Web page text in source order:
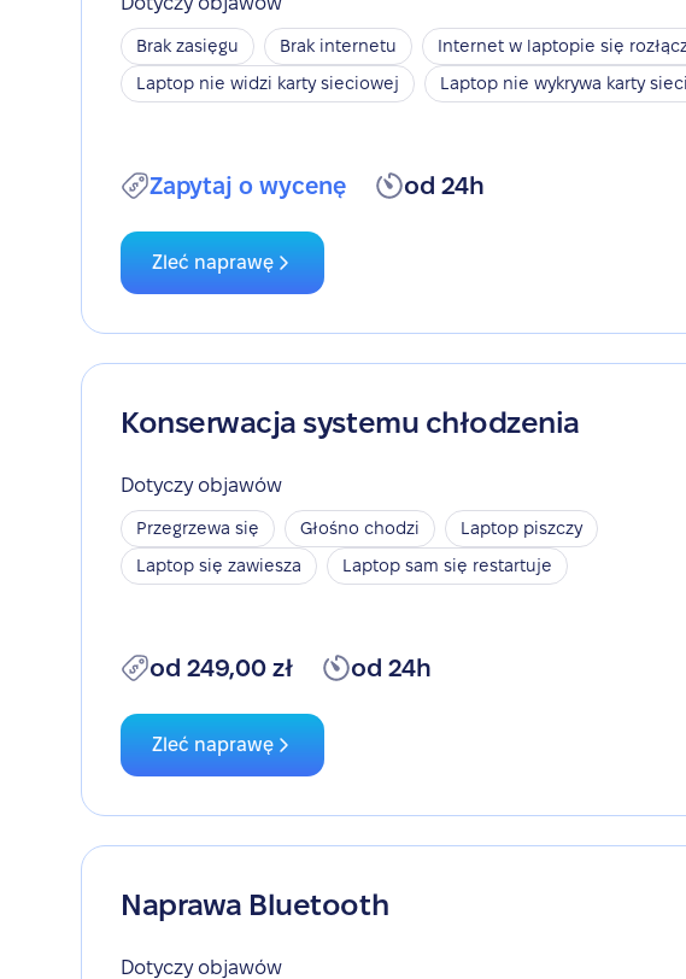
Brak zasięgu Brak internetu
Internet w laptopie się
Laptop nie widzi karty sieciowej
Laptop nie wykrywa karty
Zapytaj o wycenę od 24h
Zleć naprawę
Konserwacja systemu chłodzenia
Dotyczy objawów
Przegrzewa się Głośno chodzi
Laptop piszczy
Laptop się zawiesza
Laptop sam się restartuje
od 249,00 zł od 24h
Zleć naprawę
Naprawa Bluetooth
Dotyczy objawów